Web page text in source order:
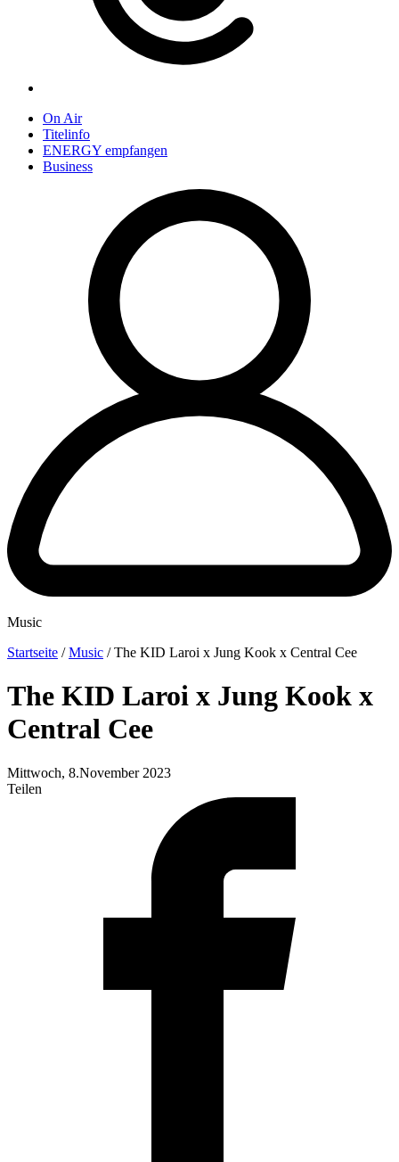
On Air
Titelinfo
ENERGY empfangen
Business
Music
Startseite /Music /The KID Laroi x Jung Kook x Central Cee
The KID Laroi x Jung Kook x
Central Cee
Mittwoch, 8.November 2023
Teilen